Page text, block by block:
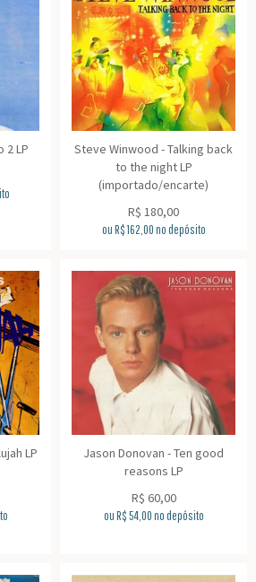
2 LP
Steve Winwood - Talking back
to the night LP
(importado/encarte)
R$ 180,00
ou R$162,00no depósito
LP
Jason Donovan - Ten good
reasons LP
R$ 60,00
ou R$54,00no depósito